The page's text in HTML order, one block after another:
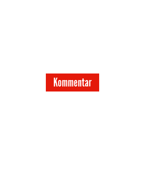
Kommentar